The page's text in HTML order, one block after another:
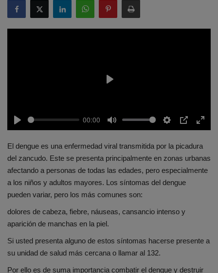
Play
00:00
Mute
Settings
PIP
Enter
El dengue es una enfermedad viral transmitida por la picadura
del zancudo. Este se presenta principalmente en zonas urbanas
afectando a personas de todas las edades, pero especialmente
a los niños y adultos mayores. Los síntomas del dengue
pueden variar, pero los más comunes son:
dolores de cabeza, fiebre, náuseas, cansancio intenso y
aparición de manchas en la piel.
Si usted presenta alguno de estos síntomas hacerse presente a
su unidad de salud más cercana o llamar al 132.
Por ello es de suma importancia combatir el dengue y destruir